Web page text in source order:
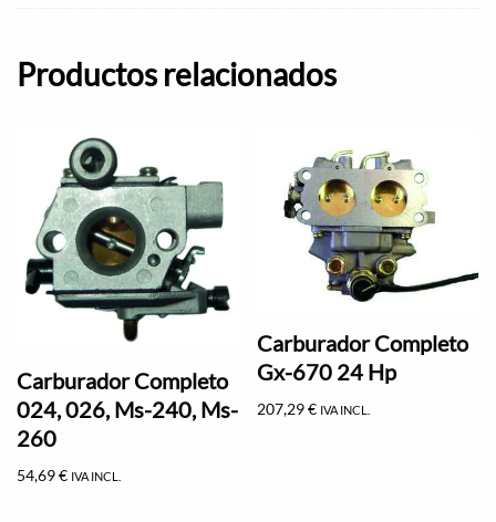
Productos relacionados
Carburador Completo
024, 026, Ms-240, Ms-
260
54,69€ IVA INCL.
Carburador Completo
Gx-670 24 Hp
207,29€ IVA INCL.